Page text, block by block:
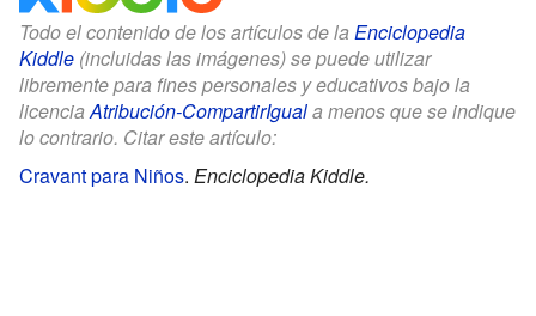
Todo el contenido de los artículos de la Enciclopedia
Kiddle (incluidas las imágenes) se puede utilizar
libremente para fines personales y educativos bajo la
licenciaAtribución-CompartirIguala menos que se indique
lo contrario. Citar este artículo:
Cravant para Niños. Enciclopedia Kiddle.